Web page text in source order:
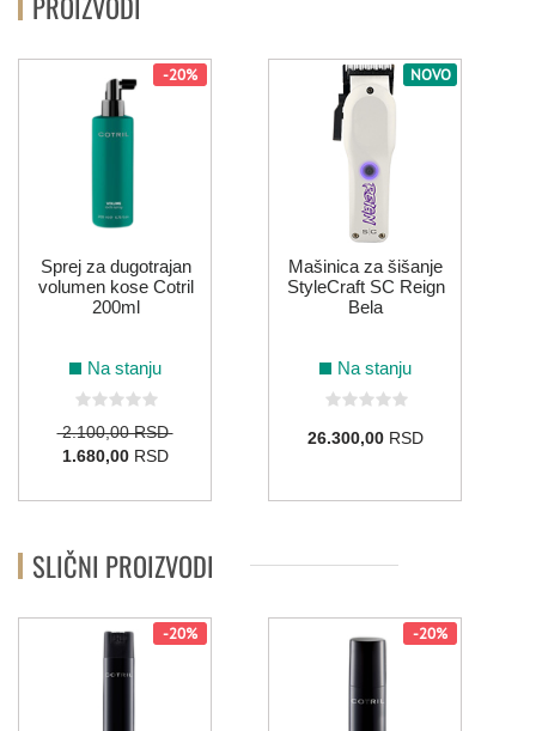
-20%
Sprej za dugotrajan
volumen kose Cotril
200ml
Na stanju
2.100,00 RSD
1.680,00RSD
NOVO
Mašinica za šišanje
StyleCraft SC Reign
Bela
Na stanju
26.300,00RSD
SLIČNI PROIZVODI
-20% -20%